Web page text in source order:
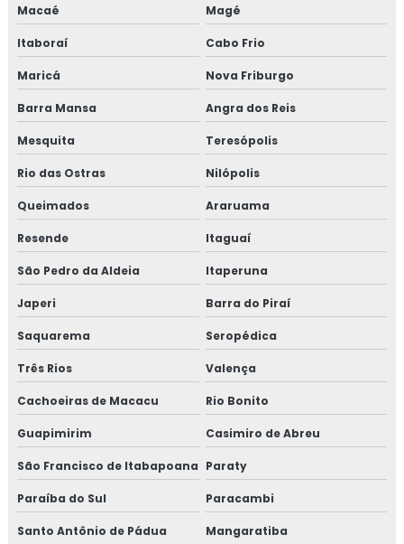
Macaé Magé
Itaboraí Cabo Frio
Maricá Nova Friburgo
Barra Mansa Angra dos Reis
Mesquita Teresópolis
Rio das Ostras Nilópolis
Queimados Araruama
Resende Itaguaí
São Pedro da Aldeia Itaperuna
Japeri Barra do Piraí
Saquarema Seropédica
Três Rios Valença
Cachoeiras de Macacu Rio Bonito
Guapimirim Casimiro de Abreu
São Francisco de Itabapoana Paraty
Paraíba do Sul Paracambi
Santo Antônio de Pádua Mangaratiba